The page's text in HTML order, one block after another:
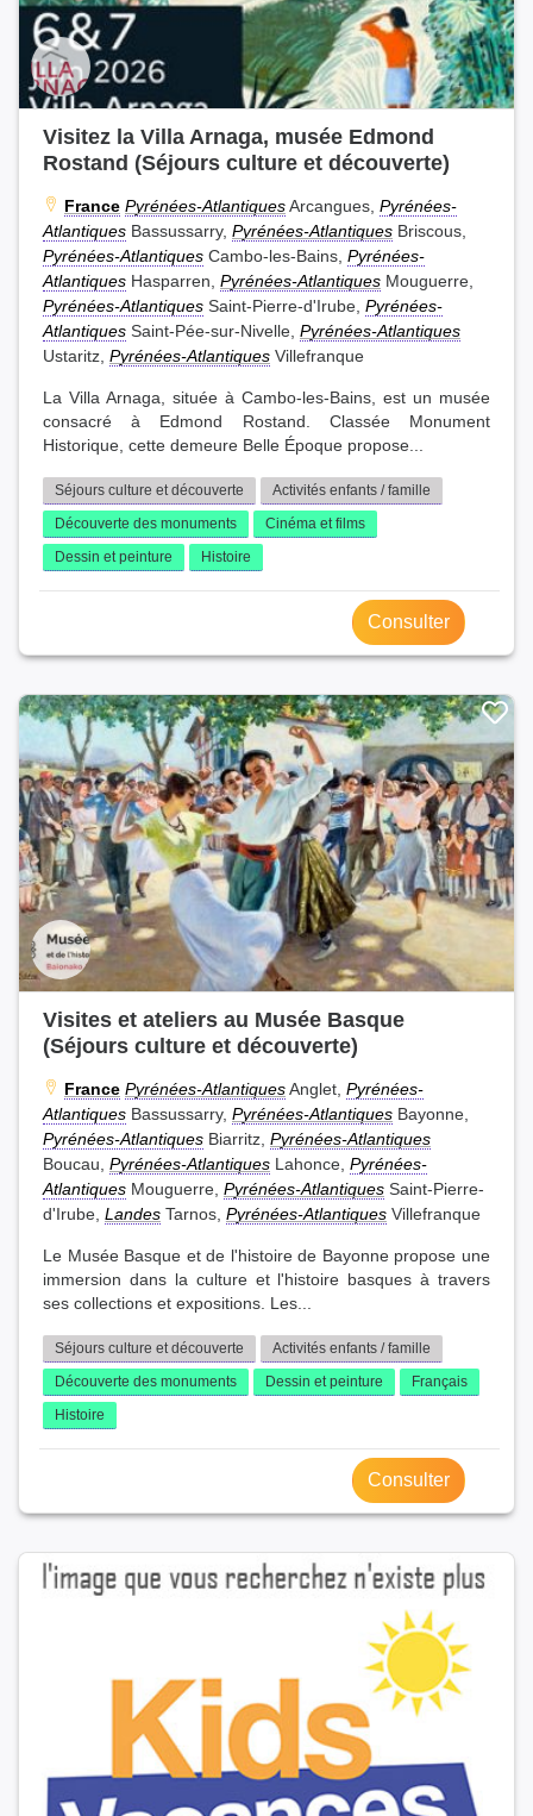
Visitez la Villa Arnaga, musée Edmond
Rostand (Séjours culture et découverte)
France Pyrénées-AtlantiquesArcangues, Pyrénées-
Atlantiques Bassussarry, Pyrénées-Atlantiques Briscous,
Pyrénées-Atlantiques Cambo-les-Bains, Pyrénées-
Atlantiques Hasparren, Pyrénées-Atlantiques Mouguerre,
Pyrénées-Atlantiques Saint-Pierre-d'Irube, Pyrénées-
Atlantiques Saint-Pée-sur-Nivelle, Pyrénées-Atlantiques
Ustaritz, Pyrénées-Atlantiques Villefranque
La Villa Arnaga, située à Cambo-les-Bains, est un musée
consacré à Edmond Rostand. Classée Monument
Historique, cette demeure Belle Époque propose...
Séjours culture et découverte
Activités enfants / famille
Découverte des monuments
Cinéma et films
Dessin et peinture
Histoire
Consulter
Visites et ateliers au Musée Basque
(Séjours culture et découverte)
France Pyrénées-AtlantiquesAnglet, Pyrénées-
Atlantiques Bassussarry, Pyrénées-Atlantiques Bayonne,
Pyrénées-Atlantiques Biarritz, Pyrénées-Atlantiques
Boucau, Pyrénées-Atlantiques Lahonce, Pyrénées-
Atlantiques Mouguerre, Pyrénées-Atlantiques Saint-Pierre-
d'Irube, Landes Tarnos, Pyrénées-Atlantiques Villefranque
Le Musée Basque et de l'histoire de Bayonne propose une
immersion dans la culture et l'histoire basques à travers
ses collections et expositions. Les...
Séjours culture et découverte
Activités enfants / famille
Découverte des monuments
Dessin et peinture
Français
Histoire
Consulter